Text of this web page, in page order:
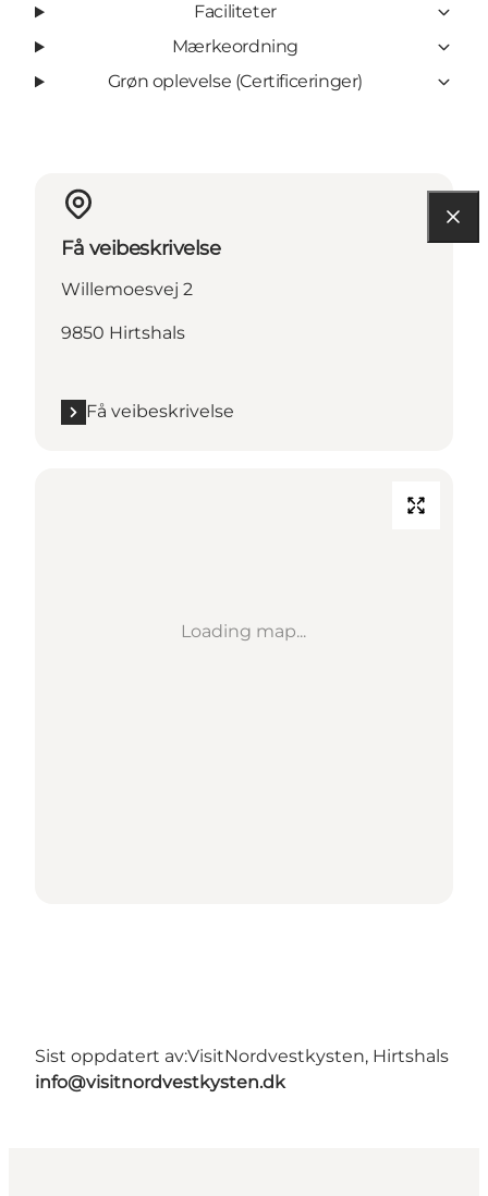
Faciliteter
Mærkeordning
Grøn oplevelse (Certificeringer)
Få veibeskrivelse
Willemoesvej 2
9850 Hirtshals
Få veibeskrivelse
Loading map...
Sist oppdatert av:VisitNordvestkysten, Hirtshals
info@visitnordvestkysten.dk